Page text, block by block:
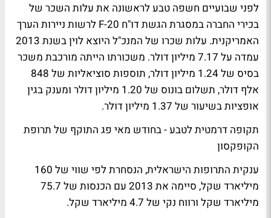
לפני שבועיים חשפה טבע לראשונה את עלות השכר של
בכירי החברה
במסגרת הגשת דו"ח F-20 לרשות ניירות הערך
האמריקנית. עלות שכרו של המנכ"ל היוצא לוין בשנת 2013
עמדה על 7.17 מיליון דולר. משכורתו הייתה מורכבת משכר
בסיס של 1.24 מיליון דולר, תוספות סוציאליות של 848
אלף דולר, תשלום בונוס של 1.20 מיליון דולר ומענק בגין
אופציות בשיעור של 1.37 מיליון דולר.
תקופה דרמטית לטבע - בחודש מאי פג התוקף של תרופת
הקופקסון
ענקית התרופות הישראלית, הנסחרת לפי שווי של 160
מיליארד שקל, סיימה את 2013 עם הכנסות של 75.7
מיליארד שקל ורווח נקי של 4.7 מיליארד שקל.